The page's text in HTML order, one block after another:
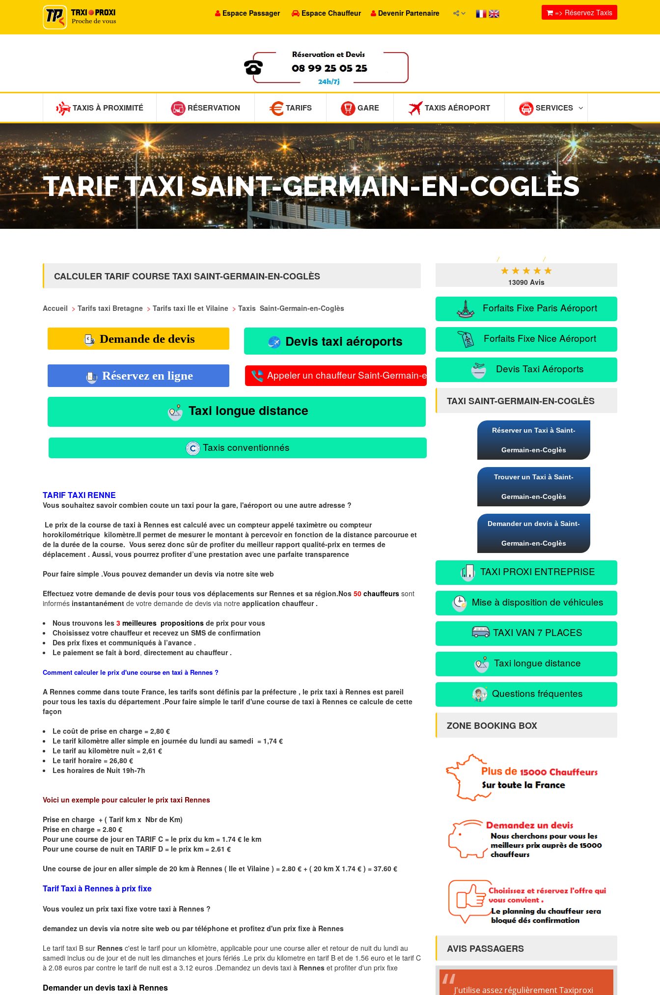
Espace Passager Espace Chauffeur Devenir Partenaire => Réservez Taxis
TAXIS À PROXIMITÉ RÉSERVATION TARIFS GARE TAXIS AÉROPORT SERVICES
TARIF TAXI SAINT-GERMAIN-EN-COGLÈS
/ /
CALCULER TARIF COURSE TAXI SAINT-GERMAIN-EN-COGLÈS
Accueil > Tarifs taxi Bretagne > Tarifs taxi Ile et Vilaine > Taxis Saint-Germain-en-Coglès
Demande de devis Devis taxi aéroports
Réservez en ligne Appeler un chauffeur Saint-Germain-en-Coglès
Taxi longue distance
Taxis conventionnés
TARIF TAXI RENNE
Vous souhaitez savoir combien coute un taxi pour la gare, l'aéroport ou une autre adresse ?
Le prix de la course de taxi à Rennes est calculé avec un compteurappelé taximètre ou compteur
horokilométrique kilomètre.Il permet de mesurer le montant à percevoir en fonction de la distance parcourue et
de la durée de la course. Vous serez donc sûr de profiter du meilleur rapport qualité-prix en termes de
déplacement . Aussi, vous pourrez profiter d’une prestation avec une parfaite transparence
Pour faire simple .Vous pouvez demander un devis via notre site web
Effectuez votre demande de devis pour tous vos déplacements sur Rennes et sa région.Nos 50 chauffeurs sont
informés instantanément de votre demande de devis via notre application chauffeur .
Nous trouvons les 3 meilleures propositions de prix pour vous
Choisissez votre chauffeur et recevez un SMS de confirmation
Des prix fixes et communiqués à l’avance .
Le paiement se fait à bord, directement au chauffeur .
Comment calculer le prix d'une course en taxi à Rennes ?
A Rennes comme dans toute France, les tarifs sont définis par la préfecture , le prix taxi à Rennes est pareil
pour tous les taxis du département .Pour faire simple le tarif d'une course de taxi à Rennes ce calcule de cette
façon
Le coût de prise en charge = 2,80 €
Le tarif kilomètre aller simple en journée du lundi au samedi = 1,74 €
Le tarif au kilomètre nuit = 2,61 €
Le tarif horaire = 26,80 €
Les horaires de Nuit 19h-7h
Voici un exemple pour calculer le prix taxi Rennes
Prise en charge + ( Tarif km x Nbr de Km)
Prise en charge = 2.80 €
Pour une course de jour en TARIF C = le prix du km = 1.74 € le km
Pour une course de nuit en TARIF D = le prix km = 2.61 €
Une course de jour en aller simple de 20 km à Rennes ( Ile et Vilaine ) = 2.80 € + ( 20 km X 1.74 € ) = 37.60 €
Tarif Taxi à Rennes à prix fixe
Vous voulez un prix taxi fixe votre taxi à Rennes ?
demandez un devis via notre site web ou par téléphone et profitez d'un prix fixe à Rennes
Le tarif taxi B sur Rennes c'est le tarif pour un kilomètre, applicable pour une course aller et retour de nuit du lundi au
samedi inclus ou de jour et de nuit les dimanches et jours fériés .Le prix du kilometre en tarif B et de 1.56 euro et le tarif C
à 2.08 euros par contre le tarif de nuit est a 3.12 euros .Demandez un devis taxi à Rennes et profiter d'un prix fixe
Demander un devis taxi à Rennes
★ ★ ★ ★ ★
13090 Avis
Forfaits Fixe Paris Aéroport
Forfaits Fixe Nice Aéroport
Devis Taxi Aéroports
TAXI SAINT-GERMAIN-EN-COGLÈS
Réserver un Taxi à Saint-
Germain-en-Coglès
Trouver un Taxi à Saint-
Germain-en-Coglès
Demander un devis à Saint-
Germain-en-Coglès
TAXI PROXI ENTREPRISE
Mise à disposition de véhicules
TAXI VAN 7 PLACES
Taxi longue distance
Questions fréquentes
ZONE BOOKING BOX
AVIS PASSAGERS